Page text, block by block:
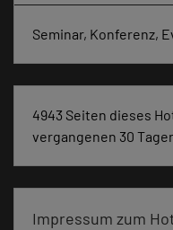
Seminar, Konferenz,
4943 Seiten dieses
vergangenen 30
Impressum zum